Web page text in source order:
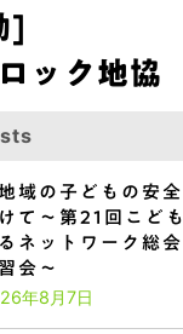
]
ック地協
域の子どもの安全
て～第21回こども
ネットワーク総会
会～
年8月7日